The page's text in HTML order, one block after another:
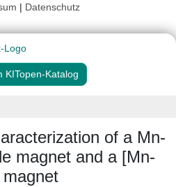
| Datenschutz
KITopen-Katalog
of a Mn-
magnet and a [Mn-